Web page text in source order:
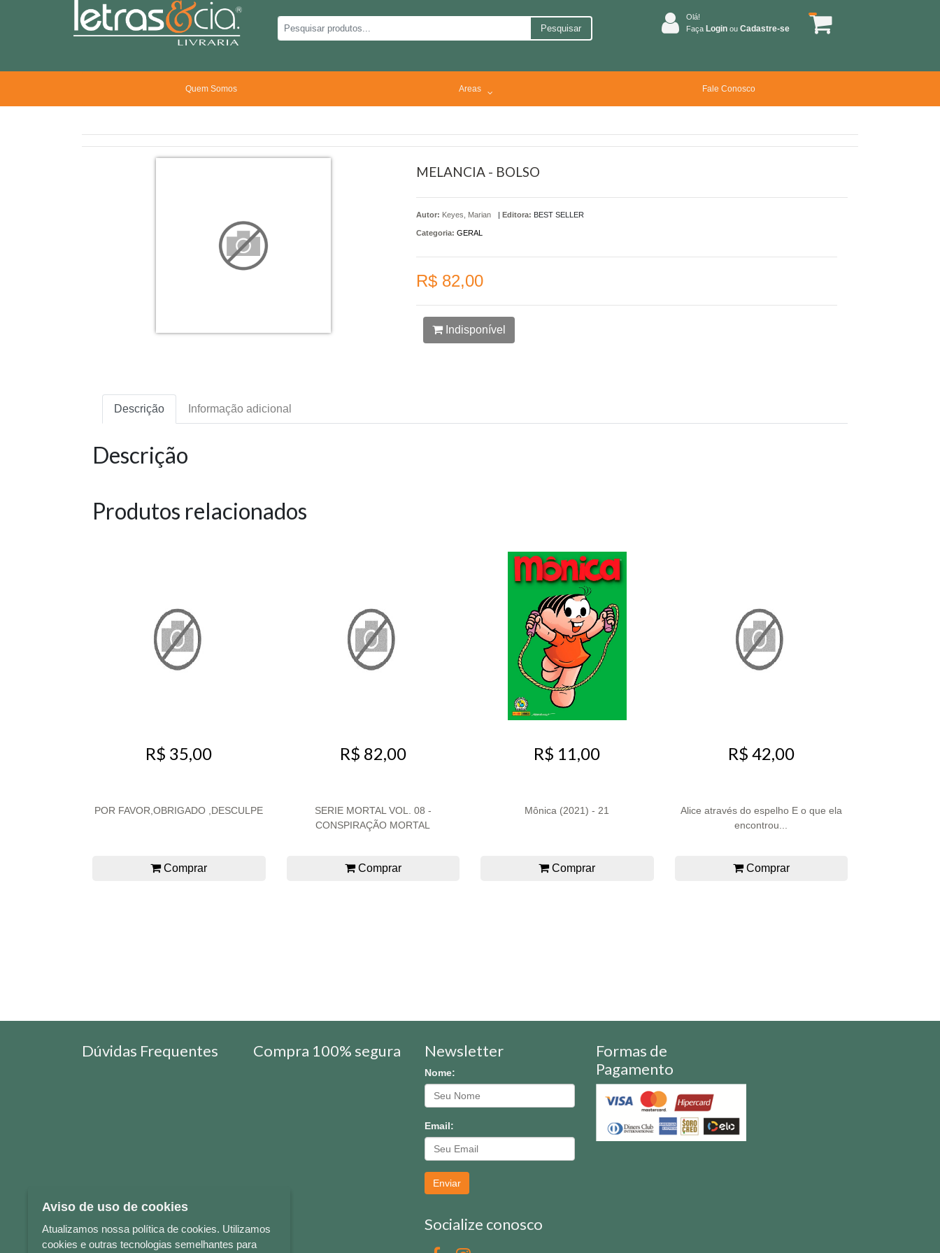
Pesquisar
Olá!
Faça Login ou Cadastre-se
Quem Somos Areas Fale Conosco
MELANCIA - BOLSO
Autor: Keyes, Marian | Editora: BEST SELLER
Categoria: GERAL
R$ 82,00
Indisponível
Descrição Informação adicional
Descrição
Produtos relacionados
R$ 35,00
POR FAVOR,OBRIGADO ,DESCULPE
Comprar
R$ 82,00
SERIE MORTAL VOL. 08 -
CONSPIRAÇÃO MORTAL
Comprar
R$ 11,00
Mônica (2021) - 21
Comprar
R$ 42,00
Alice através do espelho E o que ela
encontrou...
Comprar
Dúvidas Frequentes Compra 100% segura Newsletter
Nome:
Email:
Enviar
Socialize conosco
Formas de
Pagamento
Aviso de uso de cookies
Atualizamos nossa política de cookies. Utilizamos
cookies e outras tecnologias semelhantes para